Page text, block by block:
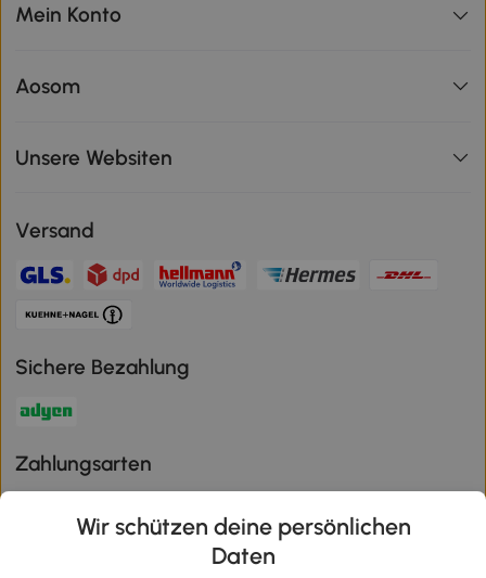
Mein Konto
Aosom
Unsere Websiten
Versand
Sichere Bezahlung
Zahlungsarten
Wir schützen deine persönlichen
Daten